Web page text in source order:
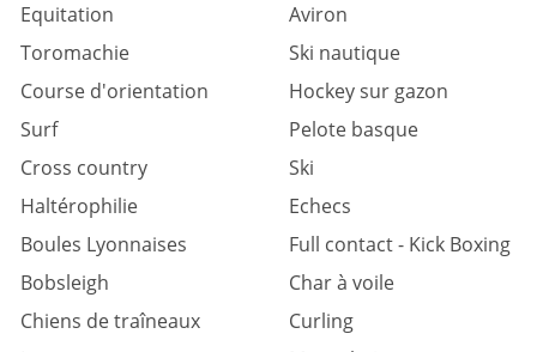
Equitation
Aviron
Toromachie
Ski nautique
Course d'orientation
Hockey sur gazon
Surf
Pelote basque
Cross country
Ski
Haltérophilie
Echecs
Boules Lyonnaises
Full contact - Kick Boxing
Bobsleigh
Char à voile
Chiens de traîneaux
Curling